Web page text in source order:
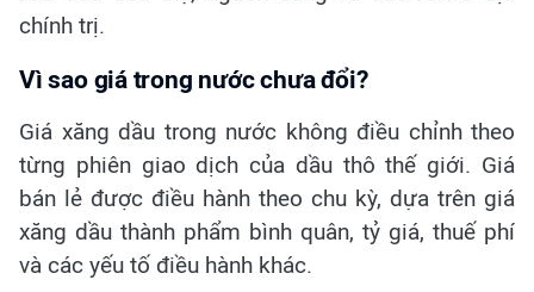
chính trị.
Vì sao giá trong nước chưa đổi?
Giá xăng dầu trong nước không điều chỉnh theo
từng phiên giao dịch của dầu thô thế giới. Giá
bán lẻ được điều hành theo chu kỳ, dựa trên giá
xăng dầu thành phẩm bình quân, tỷ giá, thuế phí
và các yếu tố điều hành khác.